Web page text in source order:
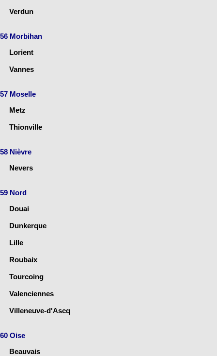
Verdun
56 Morbihan
Lorient
Vannes
57 Moselle
Metz
Thionville
58 Nièvre
Nevers
59 Nord
Douai
Dunkerque
Lille
Roubaix
Tourcoing
Valenciennes
Villeneuve-d'Ascq
60 Oise
Beauvais